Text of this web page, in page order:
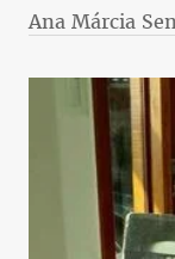
Ana Márcia